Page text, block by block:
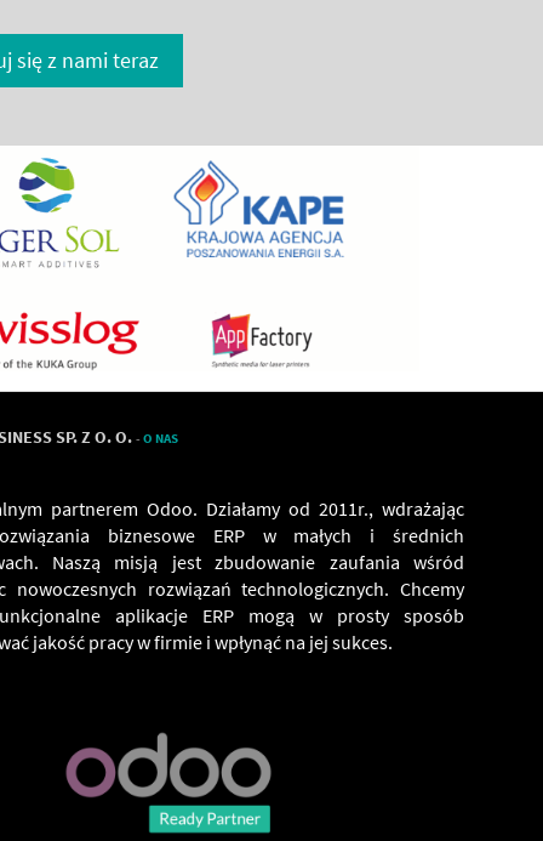
się z nami teraz
SP. Z O. O. - O NAS
partnerem Odoo. Działamy od 2011r., wdrażając
biznesowe ERP w małych i średnich
Naszą misją jest zbudowanie zaufania wśród
nowoczesnych rozwiązań technologicznych. Chcemy
aplikacje ERP mogą w prosty sposób
jakość pracy w firmie i wpłynąć na jej sukces.